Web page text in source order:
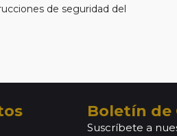
de seguridad del
Boletín de
Suscríbete a